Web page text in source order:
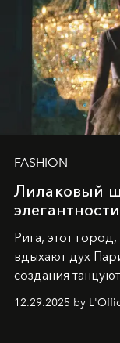
FASHION
Лилаковый
элегантности
Рига, этот
вдыхают дух
создания
современностью.
12.29.2025 by